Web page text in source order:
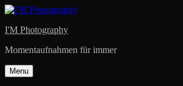
Skip
content
I'M Photography
Momentaufnahmen für immer
Menu